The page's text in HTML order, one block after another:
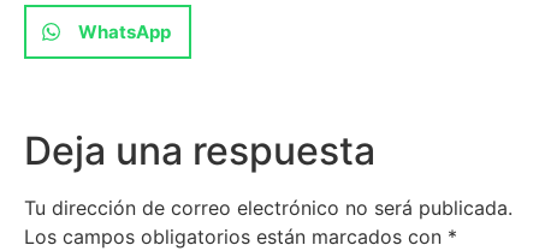
WhatsApp
Deja una respuesta
Tu dirección de correo electrónico no será publicada.
Los campos obligatorios están marcados con *